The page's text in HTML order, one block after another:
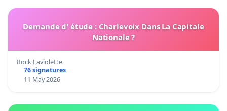
Demande d' étude : Charlevoix Dans La Capitale
Nationale ?
Rock Laviolette
76 signatures
11 May 2026